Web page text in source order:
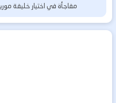
مفاجأة في اختيار خليفة